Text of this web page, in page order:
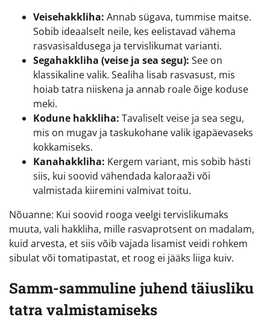
Veisehakkliha: Annab sügava, tummise maitse.
Sobib ideaalselt neile, kes eelistavad vähema
rasvasisaldusega ja tervislikumat varianti.
Segahakkliha (veise ja sea segu): See on
klassikaline valik. Sealiha lisab rasvasust, mis
hoiab tatra niiskena ja annab roale õige koduse
meki.
Kodune hakkliha: Tavaliselt veise ja sea segu,
mis on mugav ja taskukohane valik igapäevaseks
kokkamiseks.
Kanahakkliha: Kergem variant, mis sobib hästi
siis, kui soovid vähendada kaloraaži või
valmistada kiiremini valmivat toitu.
Nõuanne: Kui soovid rooga veelgi tervislikumaks
muuta, vali hakkliha, mille rasvaprotsent on madalam,
kuid arvesta, et siis võib vajada lisamist veidi rohkem
sibulat või tomatipastat, et roog ei jääks liiga kuiv.
Samm-sammuline juhend täiusliku
tatra valmistamiseks